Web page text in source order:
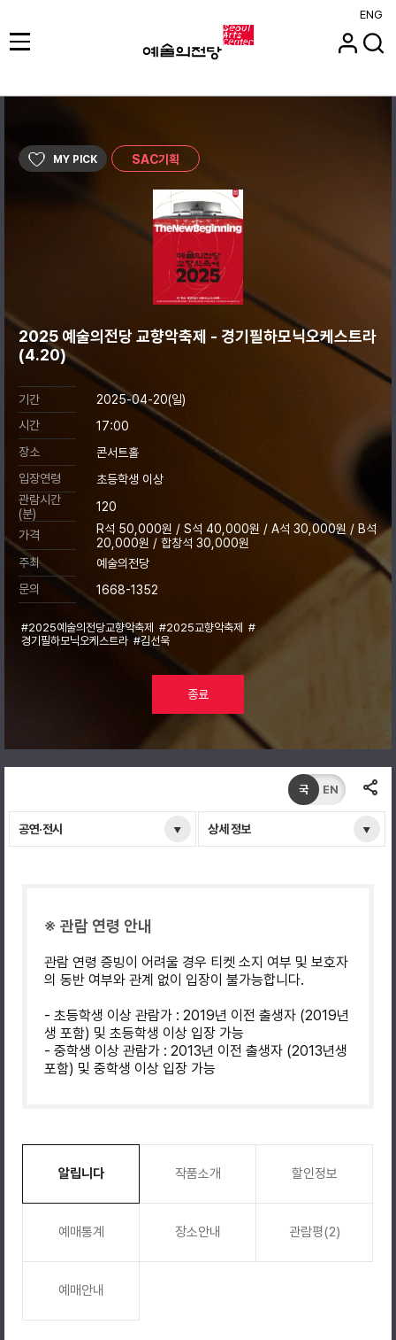
ENG
MY PICK SAC기획
2025 예술의전당 교향악축제 - 경기필하모닉오케스트라
(4.20)
기간
2025-04-20(일)
시간
17:00
장소
콘서트홀
입장연령
초등학생 이상
관람시간
(분)
120
가격
R석 50,000원 / S석 40,000원 / A석 30,000원 / B석
20,000원 / 합창석 30,000원
주최
예술의전당
문의
1668-1352
#2025예술의전당교향악축제 #2025교향악축제 #
경기필하모닉오케스트라 #김선욱
종료
공연·전시 상세 정보
국 EN
※ 관람 연령 안내
관람 연령 증빙이 어려울 경우 티켓 소지 여부 및 보호자
의 동반 여부와 관계 없이 입장이 불가능합니다.
- 초등학생 이상 관람가 : 2019년 이전 출생자 (2019년
생 포함) 및 초등학생 이상 입장 가능
- 중학생 이상 관람가 : 2013년 이전 출생자 (2013년생
포함) 및 중학생 이상 입장 가능
알립니다 작품소개 할인정보
예매통계 장소안내 관람평(2)
예매안내